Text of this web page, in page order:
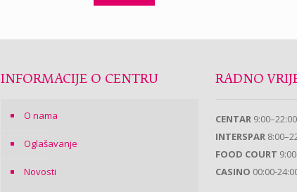
INFORMACIJE O CENTRU
O nama
Oglašavanje
Novosti
RADNO
CENTAR
INTERSPAR
FOOD COURT
CASINO 00:00-